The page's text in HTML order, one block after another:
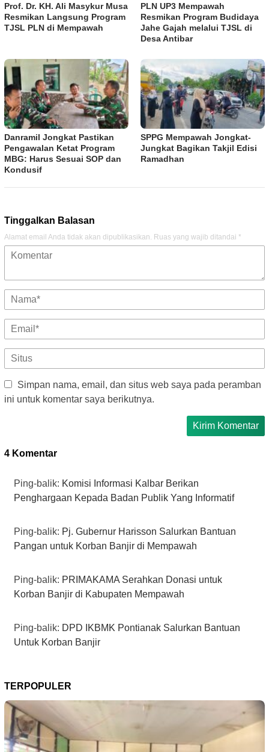
Prof. Dr. KH. Ali Masykur Musa
Resmikan Langsung Program
TJSL PLN di Mempawah
PLN UP3 Mempawah
Resmikan Program Budidaya
Jahe Gajah melalui TJSL di
Desa Antibar
Danramil Jongkat Pastikan
Pengawalan Ketat Program
MBG: Harus Sesuai SOP dan
Kondusif
SPPG Mempawah Jongkat-
Jungkat Bagikan Takjil Edisi
Ramadhan
Tinggalkan Balasan
Alamat email Anda tidak akan dipublikasikan. Ruas yang wajib ditandai *
Simpan nama, email, dan situs web saya pada peramban
ini untuk komentar saya berikutnya.
4 Komentar
Ping-balik: Komisi Informasi Kalbar Berikan
Penghargaan Kepada Badan Publik Yang Informatif
Ping-balik: Pj. Gubernur Harisson Salurkan Bantuan
Pangan untuk Korban Banjir di Mempawah
Ping-balik: PRIMAKAMA Serahkan Donasi untuk
Korban Banjir di Kabupaten Mempawah
Ping-balik: DPD IKBMK Pontianak Salurkan Bantuan
Untuk Korban Banjir
TERPOPULER